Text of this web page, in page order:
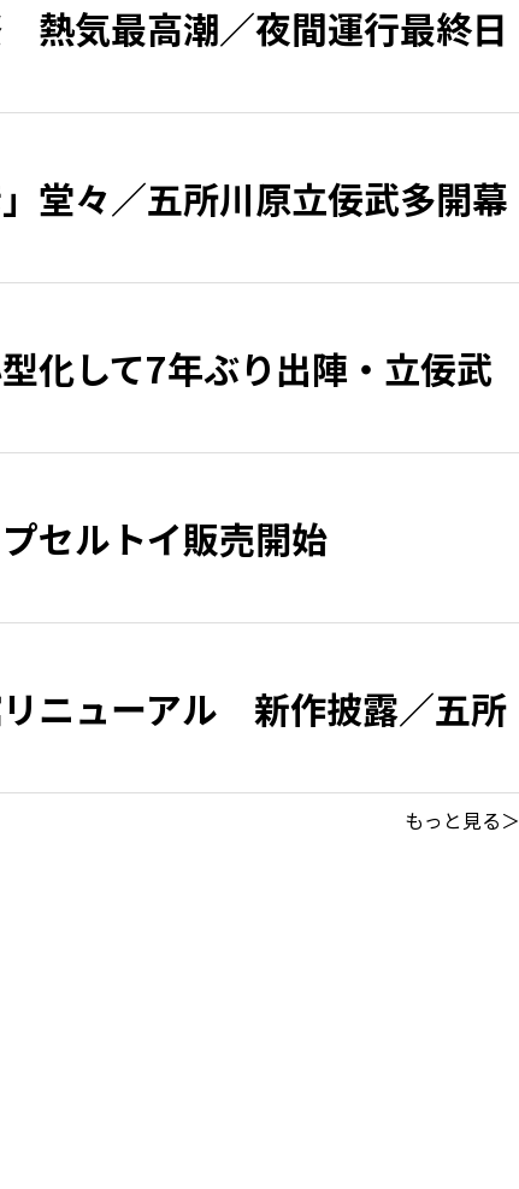
熱気最高潮／夜間運行最終日
堂々／五所川原立佞武多開幕
化して7年ぶり出陣・立佞武
セルトイ販売開始
ニューアル 新作披露／五所
もっと見る＞